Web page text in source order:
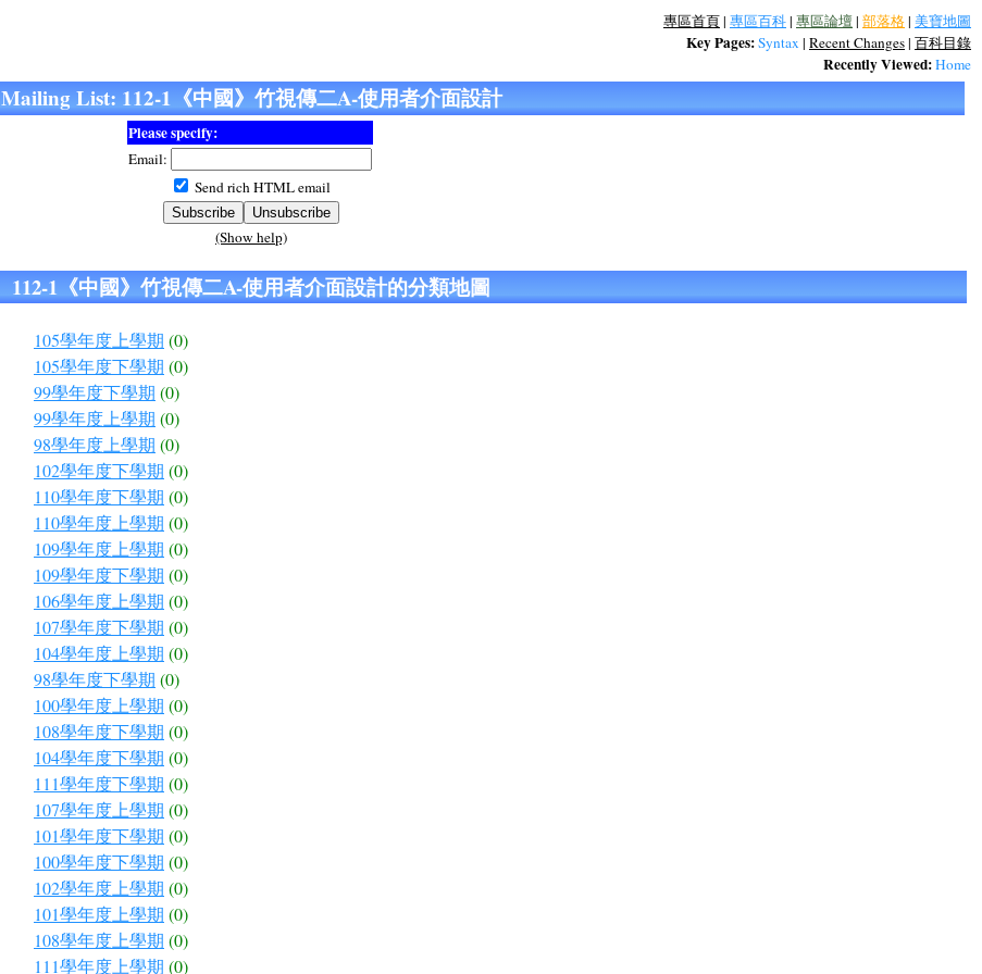
專區首頁| 專區百科| 專區論壇| 部落格| 美寶地圖
Key Pages:Syntax | Recent Changes| 百科目錄
Recently Viewed:Home
Mailing List: 112-1《中國》竹視傳二A-使用者介面設計
Please specify:
Email:
Send rich HTML email
(Show help)
112-1《中國》竹視傳二A-使用者介面設計的分類地圖
105學年度上學期 (0)
105學年度下學期 (0)
99學年度下學期 (0)
99學年度上學期 (0)
98學年度上學期 (0)
102學年度下學期 (0)
110學年度下學期 (0)
110學年度上學期 (0)
109學年度上學期 (0)
109學年度下學期 (0)
106學年度上學期 (0)
107學年度下學期 (0)
104學年度上學期 (0)
98學年度下學期 (0)
100學年度上學期 (0)
108學年度下學期 (0)
104學年度下學期 (0)
111學年度下學期 (0)
107學年度上學期 (0)
101學年度下學期 (0)
100學年度下學期 (0)
102學年度上學期 (0)
101學年度上學期 (0)
108學年度上學期 (0)
111學年度上學期 (0)